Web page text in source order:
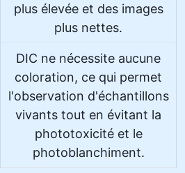
plus élevée et des images
plus nettes.
DIC ne nécessite aucune
coloration, ce qui permet
l'observation d'échantillons
vivants tout en évitant la
phototoxicité et le
photoblanchiment.